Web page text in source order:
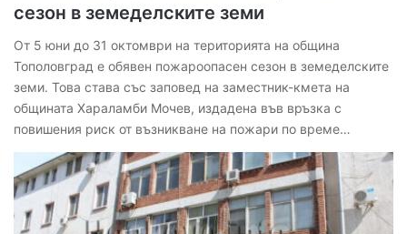
сезон в земеделските земи
От 5 юни до 31 октомври на територията на община
Тополовград е обявен пожароопасен сезон в земеделските
земи. Това става със заповед на заместник-кмета на
общината Хараламби Мочев, издадена във връзка с
повишения риск от възникване на пожари по време…